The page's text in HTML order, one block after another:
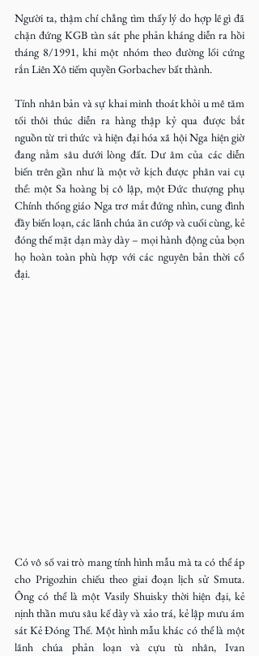
Người ta, thậm chí chẳng tìm thấy lý do hợp lẽ gì đã
chặn đứng KGB tàn sát phe phản kháng diễn ra hồi
tháng 8/1991, khi một nhóm theo đường lối cứng
rắn Liên Xô tiếm quyền Gorbachev bất thành.
Tính nhân bản và sự khai minh thoát khỏi u mê tăm
tối thôi thúc diễn ra hàng thập kỷ qua được bắt
nguồn từ tri thức và hiện đại hóa xã hội Nga hiện giờ
đang nằm sâu dưới lòng đất. Dư âm của các diễn
biến trên gần như là một vở kịch được phân vai cụ
thể: một Sa hoàng bị cô lập, một Đức thượng phụ
Chính thống giáo Nga trơ mắt đứng nhìn, cung đình
đầy biến loạn, các lãnh chúa ăn cướp và cuối cùng, kẻ
đóng thế mặt dạn mày dày – mọi hành động của bọn
họ hoàn toàn phù hợp với các nguyên bản thời cổ
đại.
Có vô số vai trò mang tính hình mẫu mà ta có thể áp
cho Prigozhin chiếu theo giai đoạn lịch sử Smuta.
Ông có thể là một Vasily Shuisky thời hiện đại, kẻ
nịnh thần mưu sâu kế dày và xảo trá, kẻ lập mưu ám
sát Kẻ Đóng Thế. Một hình mẫu khác có thể là một
lãnh chúa phản loạn và cựu tù nhân, Ivan